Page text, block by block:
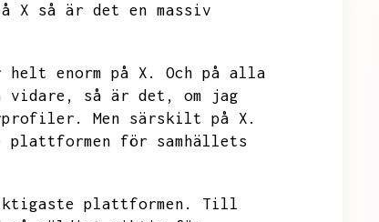
X så är det en massiv
helt enorm på X.
Och på alla
vidare, så är det,
om jag
Men särskilt på X.
för samhällets
plattformen.
Till